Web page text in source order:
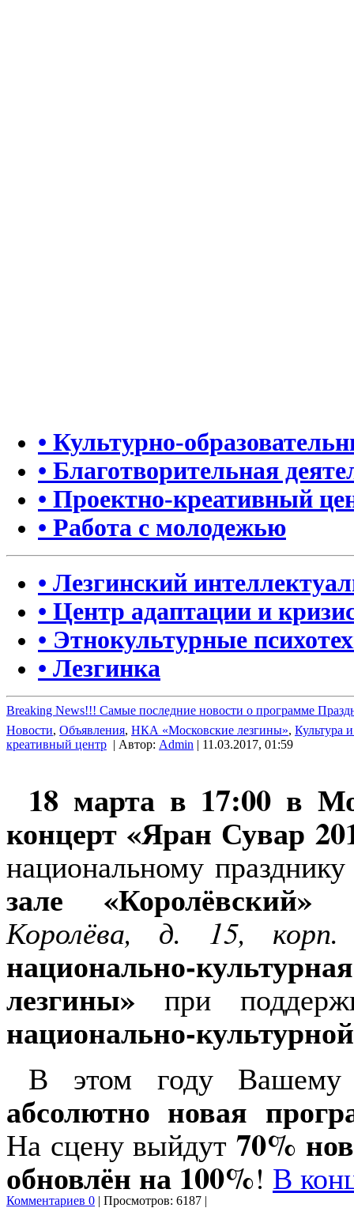
• Культурно-
• Благотворительная
• Проектно-креативный
• Работа с молодежью
• Лезгинский
• Центр адаптации и
• Этнокультурные
• Лезгинка
Breaking News!!! Самые последние новости о программе
Новости, Объявления, НКА «Московские лезгины», Культура
креативный центр | Автор: Admin | 11.03.2017, 01:59
18 марта в 17:00 в
концерт «Яран Сувар
национальному
зале «Королёвский»
Королёва, д. 15,
национально-
лезгины» при
национально-
В этом году Вашему
абсолютно новая
На сцену выйдут70%
обновлён на 100%! В
Комментариев 0 | Просмотров: 6187 |